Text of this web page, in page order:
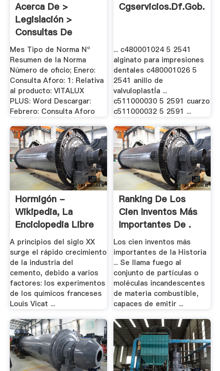
Acerca De >
Legislación >
Consultas De
Clasificación
Mes Tipo de Norma Nº
Resumen de la Norma
Número de oficio; Enero:
Consulta Aforo: 1: Relativa
al producto: VITALUX
PLUS: Word Descargar:
Febrero: Consulta Aforo
Cgservicios.df.gob.mx
... c480001024 5 2541
alginato para impresiones
dentales c480001026 5
2541 anillo de
valvuloplastÍa ...
c511000030 5 2591 cuarzo
c511000032 5 2591 ...
Hormigón -
Wikipedia, La
Enciclopedia Libre
A principios del siglo XX
surge el rápido crecimiento
de la industria del
cemento, debido a varios
factores: los experimentos
de los químicos franceses
Louis Vicat ...
Ranking De Los
Cien Inventos Más
Importantes De .
Los cien inventos más
importantes de la Historia
... Se llama fuego al
conjunto de partículas o
moléculas incandescentes
de materia combustible,
capaces de emitir ...